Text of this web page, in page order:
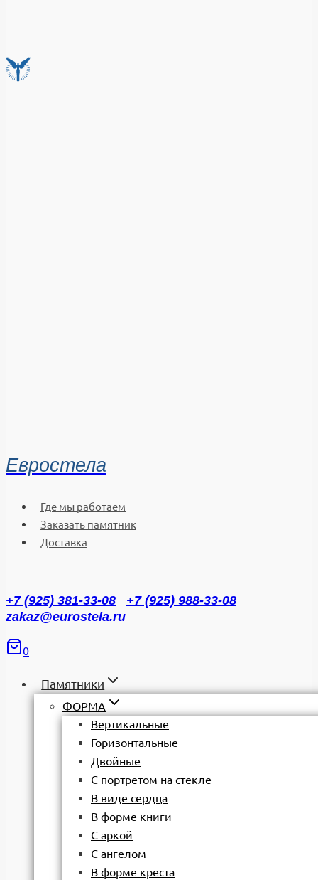
Евростела
Где мы работаем
Заказать памятник
Доставка
+7 (925) 381-33-08
+7 (925) 988-33-08
zakaz@eurostela.ru
0
Памятники
ФОРМА
Вертикальные
Горизонтальные
Двойные
С портретом на стекле
В виде сердца
В форме книги
С аркой
С ангелом
В форме креста